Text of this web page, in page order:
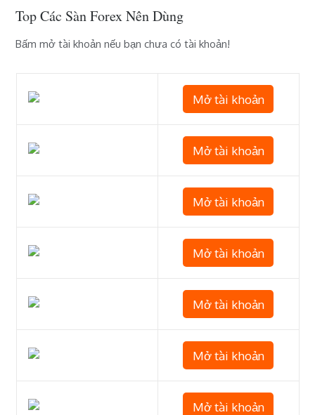
Top Các Sàn Forex Nên Dùng
Bấm mở tài khoản nếu bạn chưa có tài khoản!
Mở tài khoản
Mở tài khoản
Mở tài khoản
Mở tài khoản
Mở tài khoản
Mở tài khoản
Mở tài khoản